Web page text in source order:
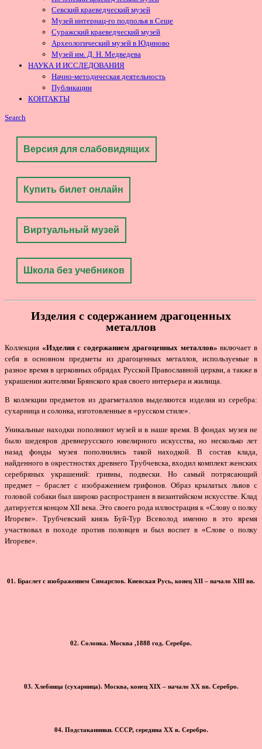
Севский краеведческий музей
Музей интернац-го подполья в Сеще
Суражский краеведческий музей
Археологический музей в Юдиново
Музей им. Д. Н. Медведева
НАУКА И ИССЛЕДОВАНИЯ
Начно-методическая деятельность
Публикации
КОНТАКТЫ
Search
Версия для слабовидящих
Купить билет онлайн
Виртуальный музей
Школа без учебников
Изделия с содержанием драгоценных
металлов
Коллекция «Изделия с содержанием драгоценных металлов» включает в
себя в основном предметы из драгоценных металлов, используемые в
разное время в церковных обрядах Русской Православной церкви, а также в
украшении жителями Брянского края своего интерьера и жилища.
В коллекции предметов из драгметаллов выделяются изделия из серебра:
сухарница и солонка, изготовленные в «русском стиле».
Уникальные находки пополняют музей и в наше время. В фондах музея не
было шедевров древнерусского ювелирного искусства, но несколько лет
назад фонды музея пополнились такой находкой. В состав клада,
найденного в окрестностях древнего Трубчевска, входил комплект женских
серебряных украшений: гривны, подвески. Но самый потрясающий
предмет – браслет с изображением грифонов. Образ крылатых львов с
головой собаки был широко распространен в византийском искусстве. Клад
датируется концом XII века. Это своего рода иллюстрация к «Слову о полку
Игореве». Трубчевский князь Буй-Тур Всеволод именно в это время
участвовал в походе против половцев и был воспет в «Слове о полку
Игореве».
01. Браслет с изображением Симарглов. Киевская Русь, конец XII – начало XIII вв.
02. Солонка. Москва ,1888 год. Серебро.
03. Хлебница (сухарница). Москва, конец XIX – начало ХХ вв. Серебро.
04. Подстаканники. СССР, середина ХХ в. Серебро.